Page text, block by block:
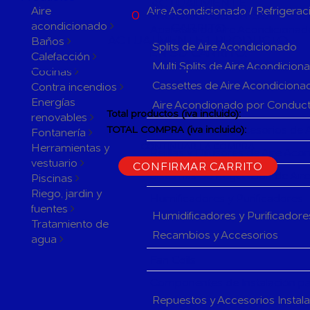
Aire
acondicionado
Baños
Calefacción
Cocinas
Contra incendios
Energías
renovables
Fontanería
Herramientas y
vestuario
Piscinas
Riego, jardin y
fuentes
Tratamiento de
agua
Aire Acondicionado /
Splits de Aire Acondicionado
Multi Splits de Aire
Cassettes de Aire
Aire Acondionado por
Herramientas y accesorios de
Sistemas de Regulación de
Humidificadores y
Recambios y Accesorios
Repuestos y Accesorios
0 PRODUCTOS EN SU
ACTUALMENTE 1 PRODUCTO
EN SU CARRITO.
Total productos (iva incluido):
TOTAL COMPRA (iva incluido):
CONFIRMAR CARRITO